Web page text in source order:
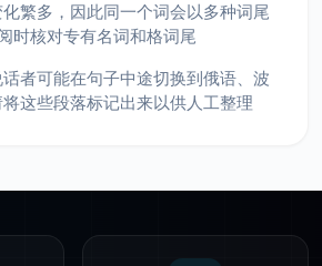
繁多，因此同一个词会以多种词尾
时核对专有名词和格词尾
者可能在句子中途切换到俄语、波
这些段落标记出来以供人工整理